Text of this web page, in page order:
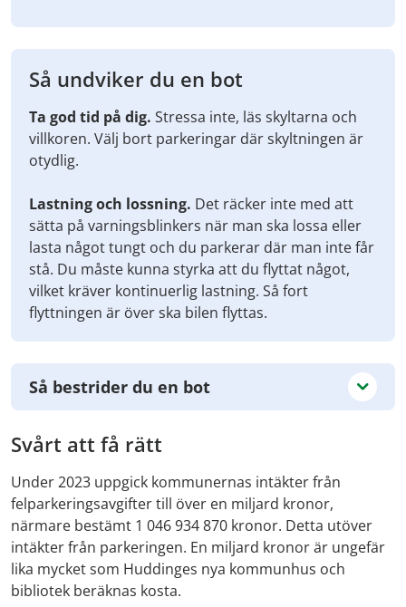
Så undviker du en bot
Ta god tid på dig. Stressa inte, läs skyltarna och
villkoren. Välj bort parkeringar där skyltningen är
otydlig.
Lastning och lossning. Det räcker inte med att
sätta på varningsblinkers när man ska lossa eller
lasta något tungt och du parkerar där man inte får
stå. Du måste kunna styrka att du flyttat något,
vilket kräver kontinuerlig lastning. Så fort
flyttningen är över ska bilen flyttas.
Så bestrider du en bot
Svårt att få rätt
Under 2023 uppgick kommunernas intäkter från
felparkeringsavgifter till över en miljard kronor,
närmare bestämt 1 046 934 870 kronor. Detta utöver
intäkter från parkeringen. En miljard kronor är ungefär
lika mycket som Huddinges nya kommunhus och
bibliotek beräknas kosta.